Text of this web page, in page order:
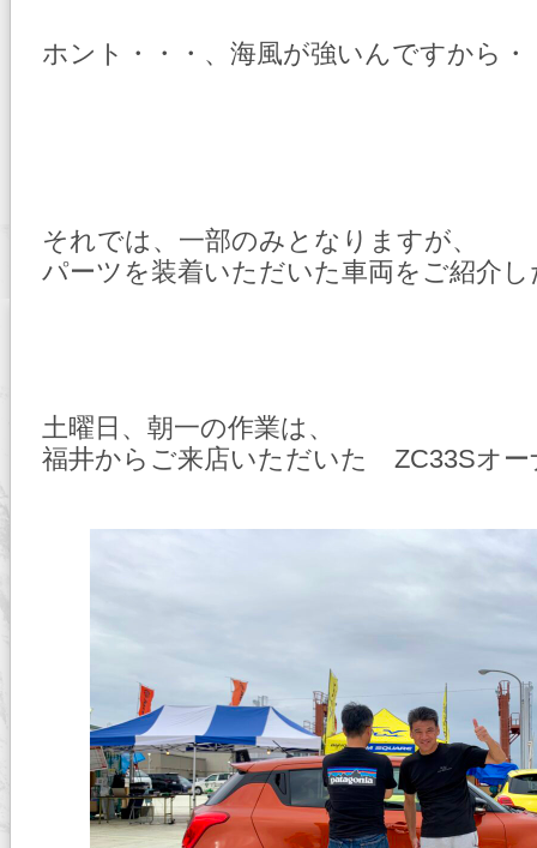
ホント・・・、海風が強いんですから・
それでは、一部のみとなりますが、
パーツを装着いただいた車両をご紹介
土曜日、朝一の作業は、
福井からご来店いただいた ZC33Sオ